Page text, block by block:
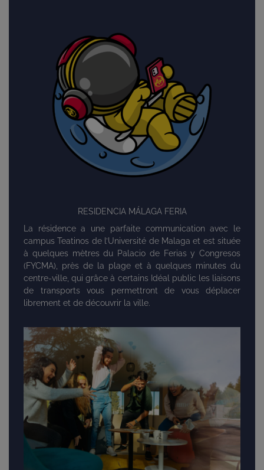
RESIDENCIA MÁLAGA FERIA
La résidence a une parfaite communication avec le
campus Teatinos de l’Université de Malaga et est située
à quelques mètres du Palacio de Ferias y Congresos
(FYCMA), près de la plage et à quelques minutes du
centre-ville, qui grâce à certains Idéal public les liaisons
de transports vous permettront de vous déplacer
librement et de découvrir la ville.